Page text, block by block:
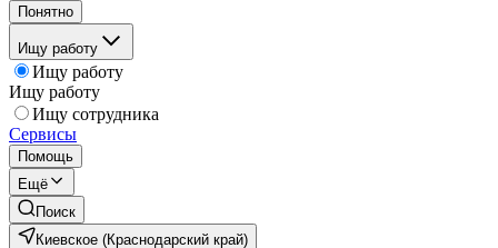
Понятно
Ищу работу
Ищу работу
Ищу работу
Ищу сотрудника
Сервисы
Помощь
Ещё
Поиск
Киевское (Краснодарский край)